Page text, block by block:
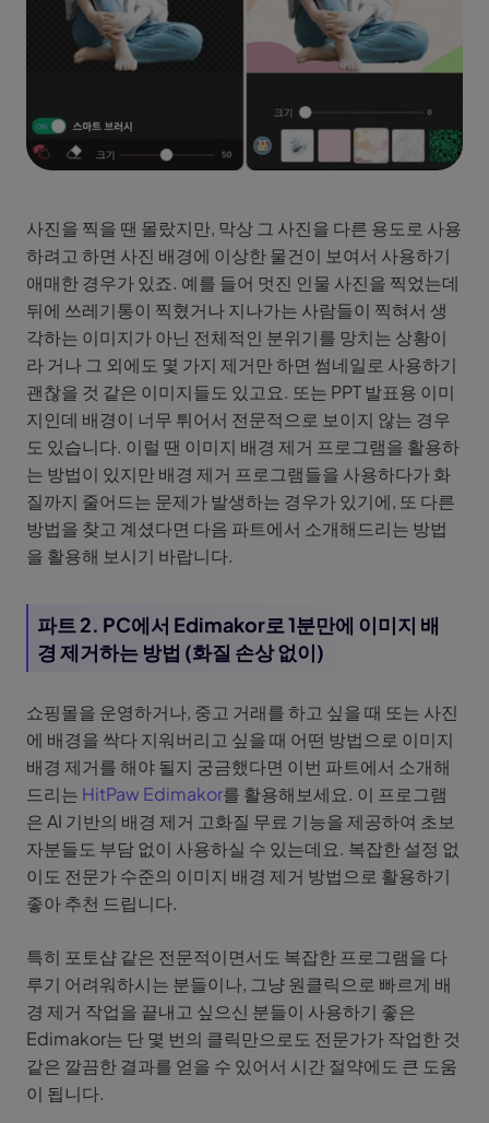
사진을 찍을 땐 몰랐지만, 막상 그 사진을 다른 용도로 사용
하려고 하면 사진 배경에 이상한 물건이 보여서 사용하기
애매한 경우가 있죠. 예를 들어 멋진 인물 사진을 찍었는데
뒤에 쓰레기통이 찍혔거나 지나가는 사람들이 찍혀서 생
각하는 이미지가 아닌 전체적인 분위기를 망치는 상황이
라 거나 그 외에도 몇 가지 제거만 하면 썸네일로 사용하기
괜찮을 것 같은 이미지들도 있고요. 또는 PPT 발표용 이미
지인데 배경이 너무 튀어서 전문적으로 보이지 않는 경우
도 있습니다. 이럴 땐 이미지 배경 제거 프로그램을 활용하
는 방법이 있지만 배경 제거 프로그램들을 사용하다가 화
질까지 줄어드는 문제가 발생하는 경우가 있기에, 또 다른
방법을 찾고 계셨다면 다음 파트에서 소개해드리는 방법
을 활용해 보시기 바랍니다.
파트 2. PC에서 Edimakor로 1분만에 이미지 배
경 제거하는 방법 (화질 손상 없이)
쇼핑몰을 운영하거나, 중고 거래를 하고 싶을 때 또는 사진
에 배경을 싹다 지워버리고 싶을 때 어떤 방법으로 이미지
배경 제거를 해야 될지 궁금했다면 이번 파트에서 소개해
드리는 HitPaw Edimakor를 활용해보세요. 이 프로그램
은 AI 기반의 배경 제거 고화질 무료 기능을 제공하여 초보
자분들도 부담 없이 사용하실 수 있는데요. 복잡한 설정 없
이도 전문가 수준의 이미지 배경 제거 방법으로 활용하기
좋아 추천 드립니다.
특히 포토샵 같은 전문적이면서도 복잡한 프로그램을 다
루기 어려워하시는 분들이나, 그냥 원클릭으로 빠르게 배
경 제거 작업을 끝내고 싶으신 분들이 사용하기 좋은
Edimakor는 단 몇 번의 클릭만으로도 전문가가 작업한 것
같은 깔끔한 결과를 얻을 수 있어서 시간 절약에도 큰 도움
이 됩니다.